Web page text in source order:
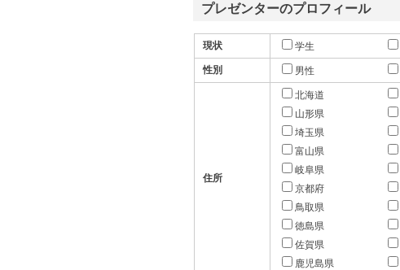
プレゼンターのプロフィール
現状 学生
性別 男性
住所
北海道
山形県
埼玉県
富山県
岐阜県
京都府
鳥取県
徳島県
佐賀県
鹿児島県